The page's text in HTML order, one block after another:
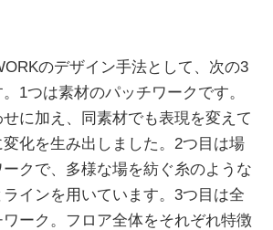
のデザイン手法として、次の3
1つは素材のパッチワークです。
に加え、同素材でも表現を変えて
化を生み出しました。2つ目は場
クで、多様な場を紡ぐ糸のような
インを用いています。3つ目は全
ーク。フロア全体をそれぞれ特徴